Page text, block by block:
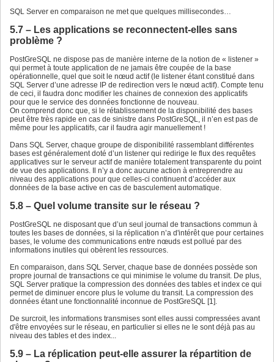
SQL Server en comparaison ne met que quelques millisecondes…
5.7 – Les applications se reconnectent-elles sans
problème ?
PostGreSQL ne dispose pas de manière interne de la notion de « listener »
qui permet à toute application de ne jamais être coupée de la base
opérationnelle, quel que soit le nœud actif (le listener étant constitué dans
SQL Server d’une adresse IP de redirection vers le nœud actif). Compte tenu
de ceci, il faudra donc modifier les chaines de connexion des applicatifs
pour que le service des données fonctionne de nouveau.
On comprend donc que, si le rétablissement de la disponibilité des bases
peut être très rapide en cas de sinistre dans PostGreSQL, il n’en est pas de
même pour les applicatifs, car il faudra agir manuellement !
Dans SQL Server, chaque groupe de disponibilité rassemblant différentes
bases est généralement doté d’un listener qui redirige le flux des requêtes
applicatives sur le serveur actif de manière totalement transparente du point
de vue des applications. Il n’y a donc aucune action à entreprendre au
niveau des applications pour que celles-ci continuent d’accéder aux
données de la base active en cas de basculement automatique.
5.8 – Quel volume transite sur le réseau ?
PostGreSQL ne disposant que d’un seul journal de transactions commun à
toutes les bases de données, si la réplication n’a d'intérêt que pour certaines
bases, le volume des communications entre nœuds est pollué par des
informations inutiles qui obèrent les ressources.
En comparaison, dans SQL Server, chaque base de données possède son
propre journal de transactions ce qui minimise le volume du transit. De plus,
SQL Server pratique la compression des données des tables et index ce qui
permet de diminuer encore plus le volume du transit. La compression des
données étant une fonctionnalité inconnue de PostGreSQL [1].
De surcroit, les informations transmises sont elles aussi compressées avant
d'être envoyées sur le réseau, en particulier si elles ne le sont déjà pas au
niveau des tables et des index...
5.9 – La réplication peut-elle assurer la répartition de